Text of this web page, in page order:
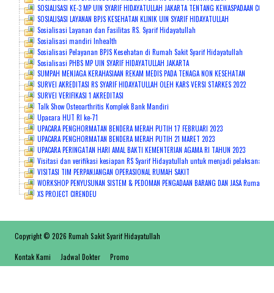
SOSIALISASI KE-3 MP UIN SYARIF HIDAYATULLAH JAKARTA TENTANG KEWASPADAAN
SOSIALISASI LAYANAN BPJS KESEHATAN KLINIK UIN SYARIF HIDAYATULLAH
Sosialisasi Layanan dan Fasilitas RS. Syarif Hidayatullah
Sosialisasi mandiri Inhealth
Sosialisasi Pelayanan BPJS Kesehatan di Rumah Sakit Syarif Hidayatullah
Sosialisasi PHBS MP UIN SYARIF HIDAYATULLAH JAKARTA
SUMPAH MENJAGA KERAHASIAAN REKAM MEDIS PADA TENAGA NON KESEHATAN
SURVEI AKREDITASI RS SYARIF HIDAYATULLAH OLEH KARS VERSI STARKES 2022
SURVEI VERIFIKASI 1 AKREDITASI
Talk Show Osteoarthritis Komplek Bank Mandiri
Upacara HUT RI ke-71
UPACARA PENGHORMATAN BENDERA MERAH PUTIH 17 FEBRUARI 2023
UPACARA PENGHORMATAN BENDERA MERAH PUTIH 21 MARET 2023
UPACARA PERINGATAN HARI AMAL BAKTI KEMENTERIAN AGAMA RI TAHUN 2023
Visitasi dan verifikasi kesiapan RS Syarif Hidayatullah untuk menjadi pelaksana
VISITASI TIM PERPANJANGAN OPERASIONAL RUMAH SAKIT
WORKSHOP PENYUSUNAN SISTEM & PEDOMAN PENGADAAN BARANG DAN JASA
XS PROJECT CIRENDEU
Copyright © 2026 Rumah Sakit Syarif Hidayatullah
Kontak Kami Jadwal Dokter Promo